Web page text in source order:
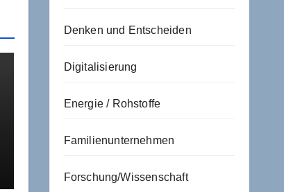
Denken und Entscheiden
Digitalisierung
Energie / Rohstoffe
Familienunternehmen
Forschung/Wissenschaft